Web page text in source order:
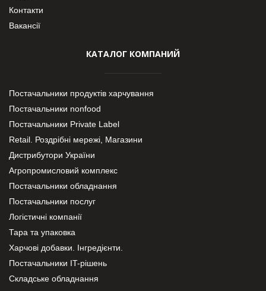
Контакти
Вакансії
КАТАЛОГ КОМПАНИЙ
Постачальники продуктів харчування
Постачальники nonfood
Постачальники Private Label
Retail. Роздрібні мережі, Магазини
Дистрибутори України
Агропромисловий комплекс
Постачальники обладнання
Постачальники послуг
Логістичні компанії
Тара та упаковка
Харчові добавки. Інгредієнти.
Постачальники IT-рішень
Складське обладнання